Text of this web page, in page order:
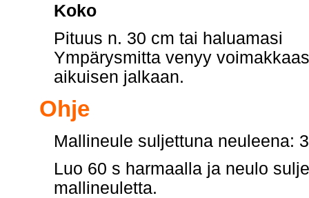
Koko
Pituus n. 30 cm tai haluamasi
Ympärysmitta venyy
aikuisen jalkaan.
Ohje
Mallineule suljettuna neuleena:
Luo 60 s harmaalla ja neulo
mallineuletta.